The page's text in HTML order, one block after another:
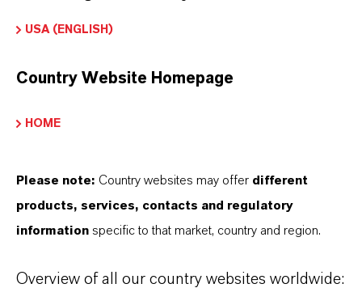
PRODUKTINFORMATIONEN
. H2O
USA (ENGLISH)
Country Website Homepage
HOME
Please note: Country websites may offer different
products, services, contacts and regulatory
information specific to that market, country and region.
Overview of all our country websites worldwide: